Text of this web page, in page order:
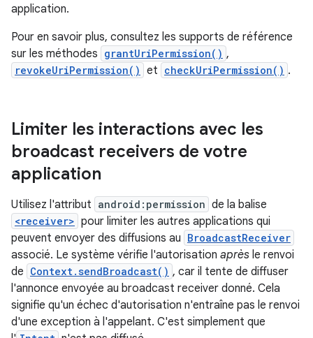
application.
Pour en savoir plus, consultez les supports de référence
sur les méthodes grantUriPermission() ,
revokeUriPermission() et checkUriPermission() .
Limiter les interactions avec les
broadcast receivers de votre
application
Utilisez l'attribut android:permission de la balise
<receiver> pour limiter les autres applications qui
peuvent envoyer des diffusions au BroadcastReceiver
associé. Le système vérifie l'autorisation après le renvoi
de Context.sendBroadcast() , car il tente de diffuser
l'annonce envoyée au broadcast receiver donné. Cela
signifie qu'un échec d'autorisation n'entraîne pas le renvoi
d'une exception à l'appelant. C'est simplement que